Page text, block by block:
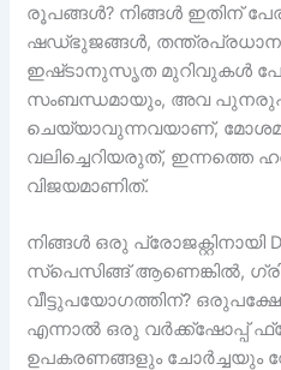
രൂപങ്ങൾ? നിങ്ങൾ ഇതിന്
ഷഡ്ഭുജങ്ങൾ,
ഇഷ്‌ടാനുസൃത മുറിവുകൾ
സംബന്ധമായും, അവ
ചെയ്യാവുന്നവയാണ്,
വലിച്ചെറിയരുത്, ഇന്നത്തെ
വിജയമാണിത്.
നിങ്ങൾ ഒരു പ്രോജക്റ്റിനായി
സ്പെസിങ്ങ് ആണെങ്കിൽ,
വീട്ടുപയോഗത്തിന്?
എന്നാൽ ഒരു വർക്ക്ഷോപ്പ്
ഉപകരണങ്ങളും ചോർച്ചയും